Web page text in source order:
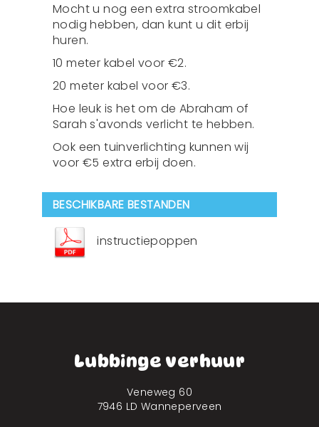
Mocht u nog een extra stroomkabel
nodig hebben, dan kunt u dit erbij
huren.
10 meter kabel voor €2.
20 meter kabel voor €3.
Hoe leuk is het om de Abraham of
Sarah s'avonds verlicht te hebben.
Ook een tuinverlichting kunnen wij
voor €5 extra erbij doen.
BESCHIKBARE BESTANDEN
instructiepoppen
Lubbinge verhuur
Veneweg 60
7946 LD Wanneperveen